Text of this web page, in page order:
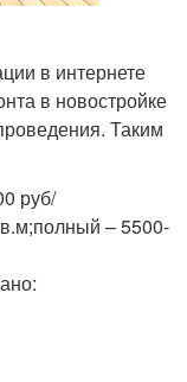
в интернете
в новостройке
Таким
руб/
– 5500-